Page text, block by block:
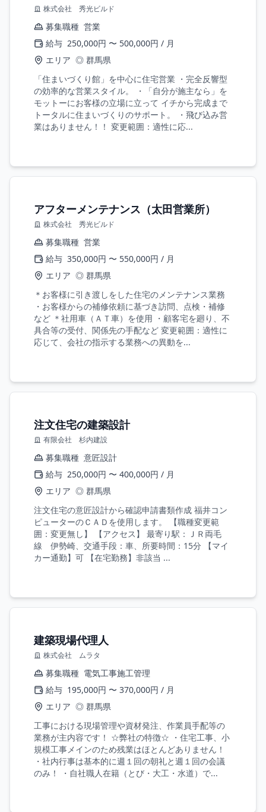
株式会社 秀光ビルド
募集職種 営業
給与 250,000円 〜 500,000円 / 月
エリア ◎ 群馬県
「住まいづくり館」を中心に住宅営業 ・完全反響型
の効率的な営業スタイル。 ・「自分が施主なら」を
モットーにお客様の立場に立って イチから完成まで
トータルに住まいづくりのサポート。 ・飛び込み営
業はありません！！ 変更範囲：適性に応...
アフターメンテナンス（太田営業所）
株式会社 秀光ビルド
募集職種 営業
給与 350,000円 〜 550,000円 / 月
エリア ◎ 群馬県
＊お客様に引き渡しをした住宅のメンテナンス業務
・お客様からの補修依頼に基づき訪問、点検・補修
など ＊社用車（ＡＴ車）を使用 ・顧客宅を廻り、不
具合等の受付、関係先の手配など 変更範囲：適性に
応じて、会社の指示する業務への異動を...
注文住宅の建築設計
有限会社 杉内建設
募集職種 意匠設計
給与 250,000円 〜 400,000円 / 月
エリア ◎ 群馬県
注文住宅の意匠設計から確認申請書類作成 福井コン
ピューターのＣＡＤを使用します。 【職種変更範
囲：変更無し】 【アクセス】 最寄り駅：ＪＲ両毛
線 伊勢崎、交通手段：車、所要時間：15分 【マイ
カー通勤】可 【在宅勤務】非該当 ...
建築現場代理人
株式会社 ムラタ
募集職種 電気工事施工管理
給与 195,000円 〜 370,000円 / 月
エリア ◎ 群馬県
工事における現場管理や資材発注、作業員手配等の
業務が主内容です！ ☆弊社の特徴☆ ・住宅工事、小
規模工事メインのため残業はほとんどありません！
・社内行事は基本的に週１回の朝礼と週１回の会議
のみ！ ・自社職人在籍（とび・大工・水道）で...